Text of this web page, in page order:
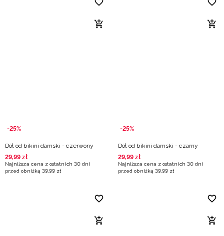
-25%
Dół od bikini damski - czerwony
29,99 zł
Najniższa cena z ostatnich 30 dni
przed obniżką 39,99 zł
-25%
Dół od bikini damski - czarny
29,99 zł
Najniższa cena z ostatnich 30 dni
przed obniżką 39,99 zł